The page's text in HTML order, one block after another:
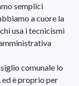
semplici
a cuore la
usa i tecnicismi
comunale lo
è proprio per